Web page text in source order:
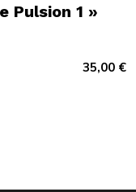
Pulsion 1 »
35,00 €